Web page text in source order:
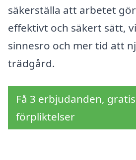
säkerställa att arbetet
effektivt och säkert sätt,
sinnesro och mer tid att
trädgård.
Få 3 erbjudanden,
förpliktelser